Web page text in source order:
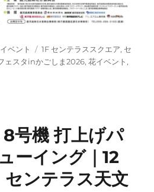
ベント
タ
グ
1F センテラススクエア, セ
ェスタinかごしま2026,花イベント,
号機 打上げパ
ーイング｜12
センテラス天文